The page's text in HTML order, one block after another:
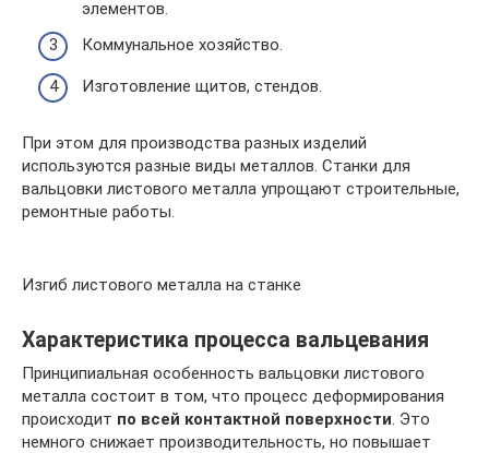
элементов.
Коммунальное хозяйство.
Изготовление щитов, стендов.
При этом для производства разных изделий
используются разные виды металлов. Станки для
вальцовки листового металла упрощают строительные,
ремонтные работы.
Изгиб листового металла на станке
Характеристика процесса вальцевания
Принципиальная особенность вальцовки листового
металла состоит в том, что процесс деформирования
происходит по всей контактной поверхности . Это
немного снижает производительность, но повышает